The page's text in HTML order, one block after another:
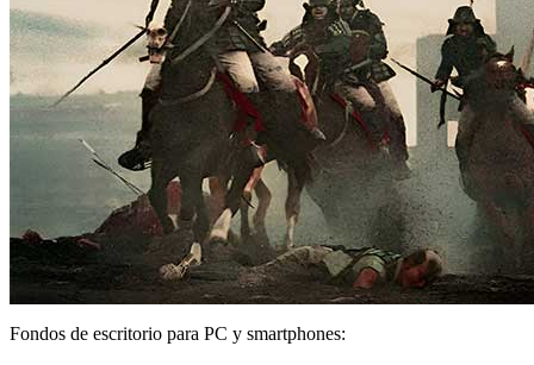
Fondos de escritorio para PC y smartphones: